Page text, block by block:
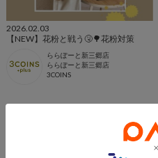
2026.02.03
【NEW】花粉と戦う🤧🌳花粉対策
ららぽーと新三郷店
ららぽーと新三郷店
3COINS